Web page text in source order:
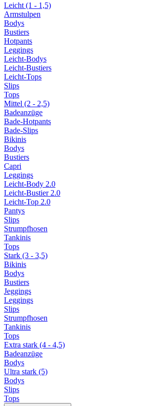
Leicht (1 - 1,5)
Armstulpen
Bodys
Bustiers
Hotpants
Leggings
Leicht-Bodys
Leicht-Bustiers
Leicht-Tops
Slips
Tops
Mittel (2 - 2,5)
Badeanzüge
Bade-Hotpants
Bade-Slips
Bikinis
Bodys
Bustiers
Capri
Leggings
Leicht-Body 2.0
Leicht-Bustier 2.0
Leicht-Top 2.0
Pantys
Slips
Strumpfhosen
Tankinis
Tops
Stark (3 - 3,5)
Bikinis
Bodys
Bustiers
Jeggings
Leggings
Slips
Strumpfhosen
Tankinis
Tops
Extra stark (4 - 4,5)
Badeanzüge
Bodys
Ultra stark (5)
Bodys
Slips
Tops